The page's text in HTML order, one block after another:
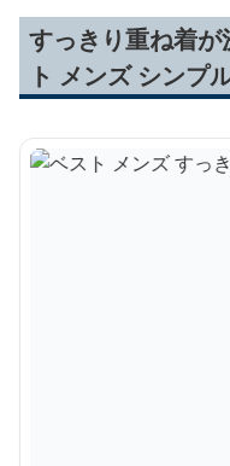
すっきり重ね着
ト メンズ シンプ